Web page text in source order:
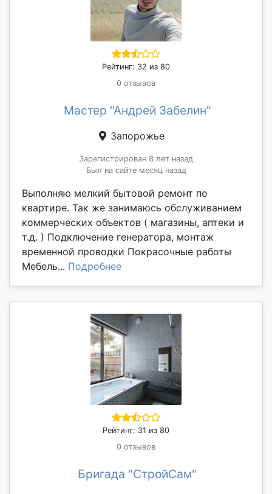
Рейтинг: 32 из 80
0 отзывов
Мастер "Андрей Забелин"
Запорожье
Зарегистрирован 8 лет назад
Был на сайте месяц назад
Выполняю мелкий бытовой ремонт по
квартире. Так же занимаюсь обслуживанием
коммерческих объектов ( магазины, аптеки и
т.д. ) Подключение генератора, монтаж
временной проводки Покрасочные работы
Мебель... Подробнее
Рейтинг: 31 из 80
0 отзывов
Бригада "СтройСам"